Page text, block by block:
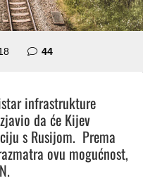
44komentara
infrastrukture
da će Kijev
s Rusijom. Prema
ovu mogućnost,